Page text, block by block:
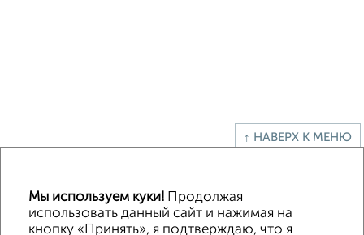
↑ НАВЕРХ К МЕНЮ
Деревянный
Готовый дом Под ключ
Мы используем куки! Продолжая
использовать данный сайт и нажимая на
кнопку «Принять», я подтверждаю, что я